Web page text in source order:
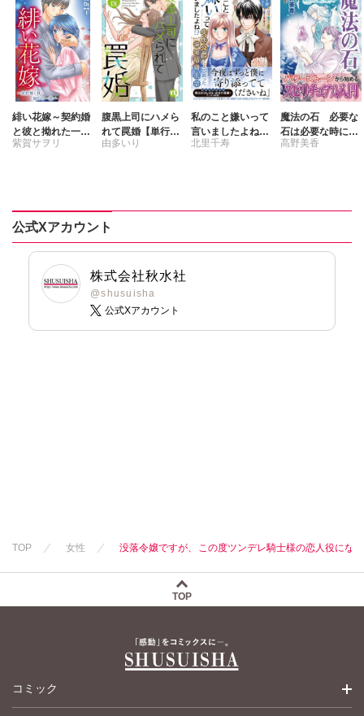
緋い花嫁～契約婚
と彼と拗れた一族
～【合冊版】
紫賀サヲリ
腹黒上司にハメら
れて罠婚【単行本
版】【電子書店限
由多いり
私のこと嫌いって
言いましたよね!?
変態公爵による困
北里千寿
魔法の石 必要な
石は必要な時にあ
なたに舞い降りる
高野美香
公式Xアカウント
株式会社秋水社
@shusuisha
公式Xアカウント
TOP 女性 没落令嬢ですが、この度ツンデレ騎士様の恋人役にな
TOP
コミック